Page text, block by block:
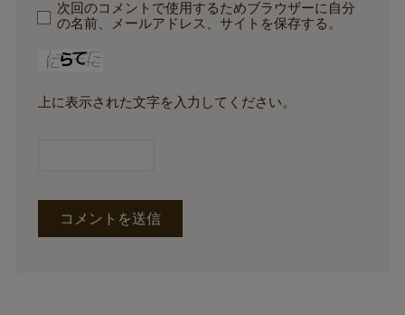
次回のコメントで使用するためブラウザーに自分
の名前、メールアドレス、サイトを保存する。
上に表示された文字を入力してください。